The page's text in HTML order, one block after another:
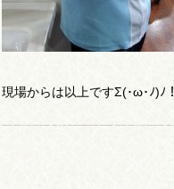
現場からは以上ですΣ(･ω･ﾉ)ﾉ！